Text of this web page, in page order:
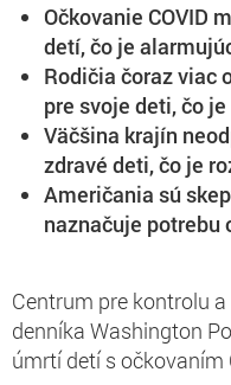
Očkovanie COVID
detí, čo je
Rodičia čoraz viac
pre svoje deti, čo
Väčšina krajín
zdravé deti, čo je
Američania sú
naznačuje potrebu
Centrum pre kontrolu
denníka Washington
úmrtí detí s očkovaním